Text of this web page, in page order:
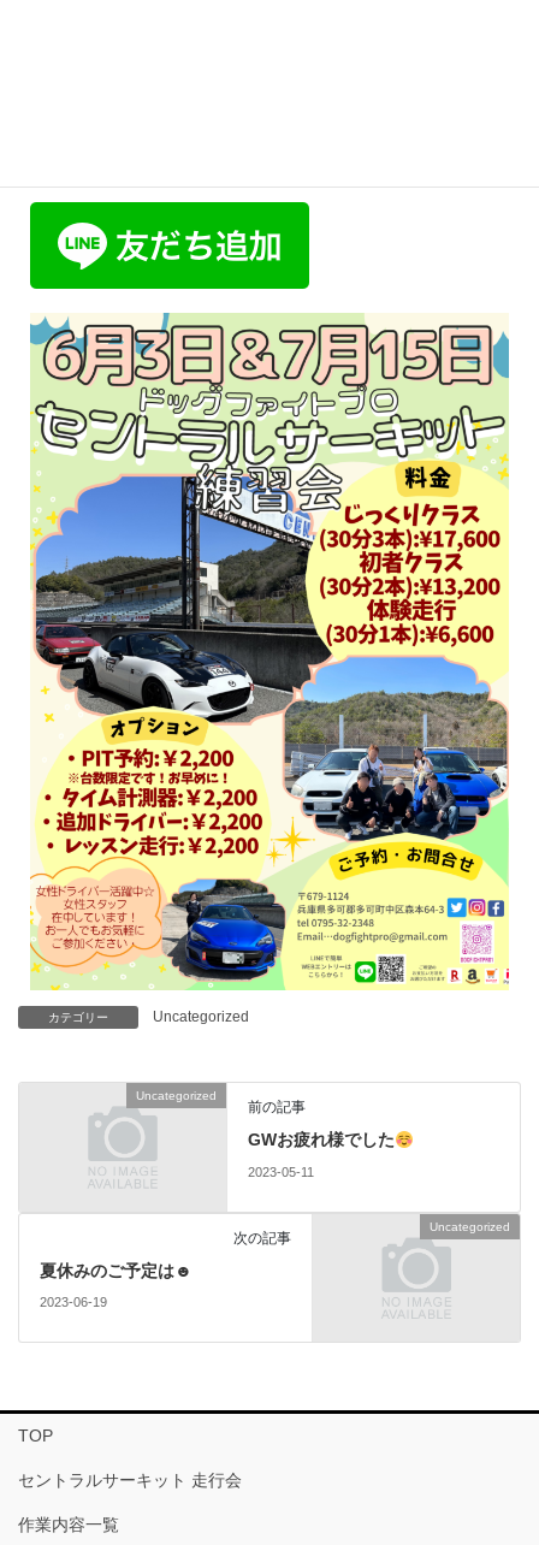
カテゴリー Uncategorized
Uncategorized
前の記事
GWお疲れ様でした
2023-05-11
Uncategorized
次の記事
夏休みのご予定は☻
2023-06-19
TOP
セントラルサーキット 走行会
作業内容一覧